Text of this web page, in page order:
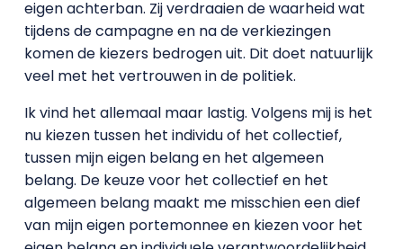
eigen achterban. Zij verdraaien de waarheid wat
tijdens de campagne en na de verkiezingen
komen de kiezers bedrogen uit. Dit doet natuurlijk
veel met het vertrouwen in de politiek.
Ik vind het allemaal maar lastig. Volgens mij is het
nu kiezen tussen het individu of het collectief,
tussen mijn eigen belang en het algemeen
belang. De keuze voor het collectief en het
algemeen belang maakt me misschien een dief
van mijn eigen portemonnee en kiezen voor het